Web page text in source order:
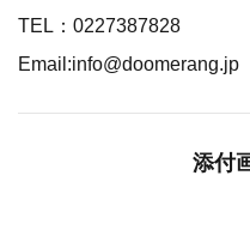
TEL：0227387828
Email:info@doomerang.jp
添付